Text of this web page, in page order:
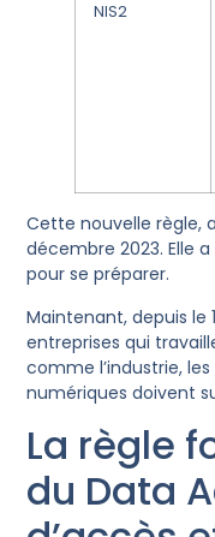
NIS2
Cette nouvelle règle,
décembre 2023. Elle
pour se préparer.
Maintenant, depuis le
entreprises qui
comme l’industrie,
numériques doivent
La règle
du Data